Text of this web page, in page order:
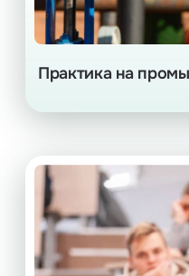
Практика на
и корпоративным